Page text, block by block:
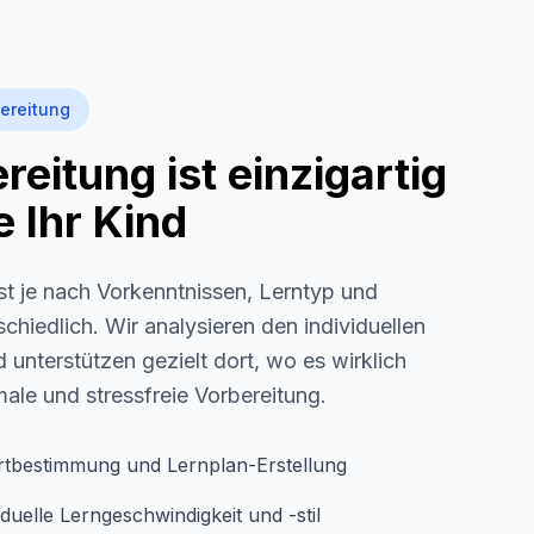
ist einzigartig
Ihr Kind
je nach Vorkenntnissen, Lerntyp und
Wir analysieren den individuellen
unterstützen gezielt dort, wo es wirklich
und stressfreie Vorbereitung.
und Lernplan-Erstellung
Lerngeschwindigkeit und -stil